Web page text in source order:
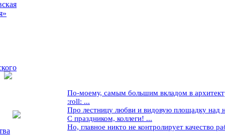
По-моему, самым большим вкладом в
:roll: ...
Про лестницу любви и видовую площадку над
С праздником, коллеги! ...
Но, главное никто не контролирует качество